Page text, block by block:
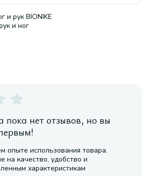
и рук BIONIKE
и ног
пока нет отзывов, но вы
опыте использования товара.
на качество, удобство и
характеристикам